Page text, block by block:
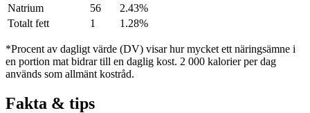
Natrium
56
2.43%
Totalt fett
1 1.28%
*Procent av dagligt värde (DV) visar hur mycket ett näringsämne i
en portion mat bidrar till en daglig kost. 2 000 kalorier per dag
används som allmänt kostråd.
Fakta & tips